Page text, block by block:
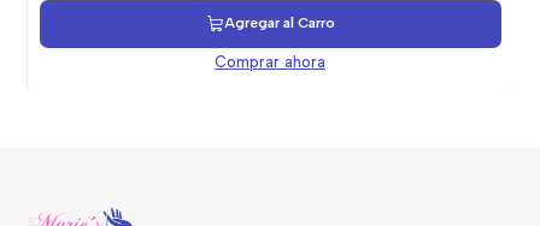
Agregar al Carro
Comprar ahora